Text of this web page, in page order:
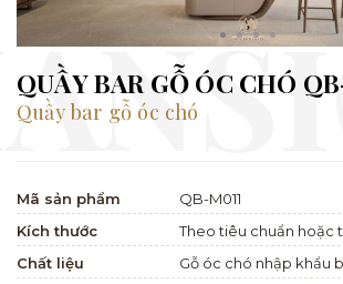
QUẦY BAR GỖ ÓC CHÓ
Quầy bar gỗ óc chó
Mã sản phẩm
QB-M011
Kích thước
Theo tiêu chuẩn hoặc
Chất liệu
Gỗ óc chó nhập khẩu